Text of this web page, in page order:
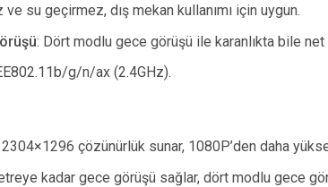
ve su geçirmez, dış mekan kullanımı için uygun.
: Dört modlu gece görüşü ile karanlıkta bile net
g/n/ax (2.4GHz).
2304×1296 çözünürlük sunar, 1080P’den daha
kadar gece görüşü sağlar, dört modlu gece